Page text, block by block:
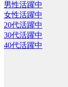
男性活躍中
女性活躍中
20代活躍中
30代活躍中
40代活躍中